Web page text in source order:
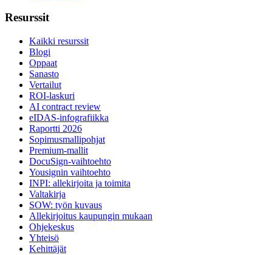
Resurssit
Kaikki resurssit
Blogi
Oppaat
Sanasto
Vertailut
ROI-laskuri
AI contract review
eIDAS-infografiikka
Raportti 2026
Sopimusmallipohjat
Premium-mallit
DocuSign-vaihtoehto
Yousignin vaihtoehto
INPI: allekirjoita ja toimita
Valtakirja
SOW: työn kuvaus
Allekirjoitus kaupungin mukaan
Ohjekeskus
Yhteisö
Kehittäjät